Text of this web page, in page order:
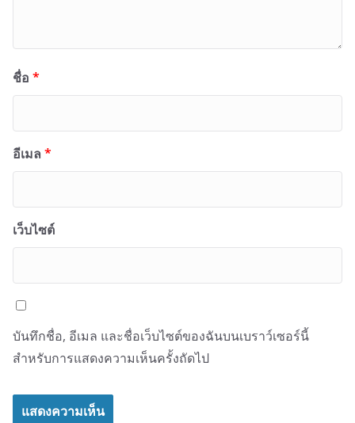
ชื่อ *
อีเมล *
เว็บไซต์
บันทึกชื่อ, อีเมล และชื่อเว็บไซต์ของฉันบนเบราว์เซอร์นี้
สำหรับการแสดงความเห็นครั้งถัดไป